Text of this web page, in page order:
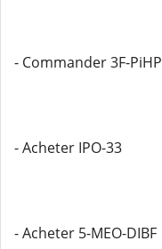
- Commander 3F-PiHP
- Acheter IPO-33
- Acheter 5-MEO-DIBF